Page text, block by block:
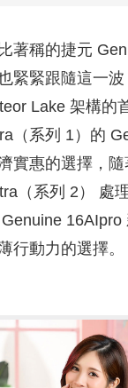
著稱的捷元
緊緊跟隨這一波
Lake 架構的
（系列 1）的
實惠的選擇，
（系列 2） 處
16AIpro
行動力的選擇。